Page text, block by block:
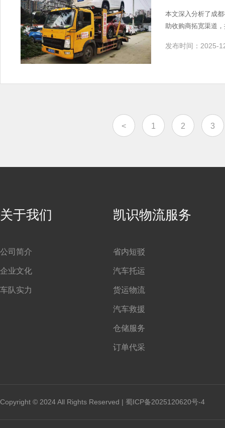
本文深入分析了成
助收购商拓宽渠道
发布时间：2025-
< 1 2 3
关于我们
公司简介
企业文化
车队实力
凯识物流服务
省内短驳
汽车托运
货运物流
汽车救援
仓储服务
订单代采
Copyright © 2024 All Rights Reserved | 蜀ICP备2025120620号-4